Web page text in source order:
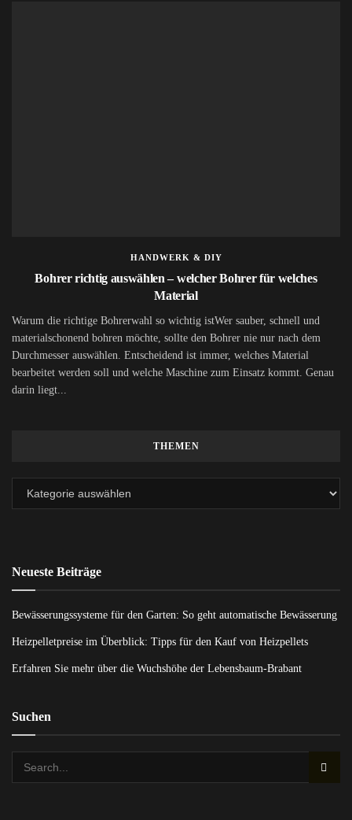
HANDWERK & DIY
Bohrer richtig auswählen – welcher Bohrer für welches
Material
Warum die richtige Bohrerwahl so wichtig istWer sauber, schnell und
materialschonend bohren möchte, sollte den Bohrer nie nur nach dem
Durchmesser auswählen. Entscheidend ist immer, welches Material
bearbeitet werden soll und welche Maschine zum Einsatz kommt. Genau
darin liegt...
THEMEN
Neueste Beiträge
Bewässerungssysteme für den Garten: So geht automatische Bewässerung
Heizpelletpreise im Überblick: Tipps für den Kauf von Heizpellets
Erfahren Sie mehr über die Wuchshöhe der Lebensbaum-Brabant
Suchen